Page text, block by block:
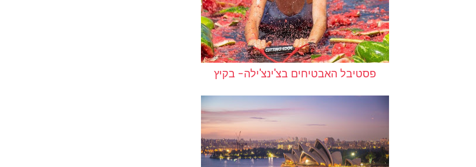
פסטיבל האבטיחים בצ'ינצ'ילה- בקיץ